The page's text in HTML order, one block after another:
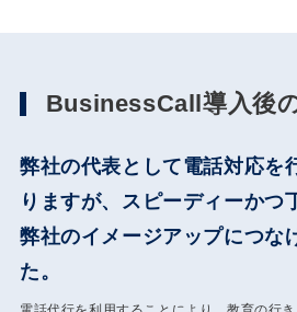
BusinessCall導入後
弊社の代表として電話対応を
りますが、スピーディーかつ
弊社のイメージアップにつな
た。